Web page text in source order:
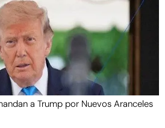
a Trump por Nuevos Aranceles